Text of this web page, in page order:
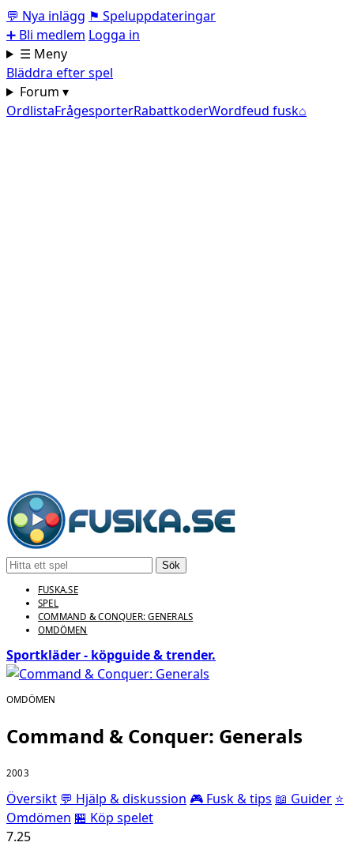
💬 Nya inlägg ⚑ Speluppdateringar
➕ Bli medlem Logga in
☰ Meny
Bläddra efter spel
Forum ▾
OrdlistaFrågesporterRabattkoderWordfeud fusk⌂
Sök
FUSKA.SE
SPEL
COMMAND & CONQUER: GENERALS
OMDÖMEN
Sportkläder - köpguide & trender.
OMDÖMEN
Command & Conquer: Generals
2003
Översikt 💬 Hjälp & diskussion 🎮 Fusk & tips 📖 Guider ⭐
Omdömen 🏪 Köp spelet
7.25